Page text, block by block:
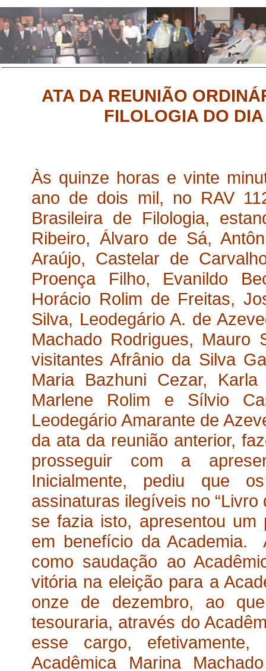
ATA DA REUNIÃO
FILOLOGIA DO
Às quinze horas e vinte
ano de dois mil, no RAV
Brasileira de Filologia,
Ribeiro, Álvaro de Sá,
Araújo, Castelar de
Proença Filho, Evanildo
Horácio Rolim de Freitas,
Silva, Leodegário A. de
Machado Rodrigues,
visitantes Afrânio da Silva
Maria Bazhuni Cezar,
Marlene Rolim e Sílvio
Leodegário Amarante de
da ata da reunião anterior,
prosseguir com a
Inicialmente, pediu que
assinaturas ilegíveis no
se fazia isto, apresentou
em benefício da Academia.
como saudação ao
vitória na eleição para a
onze de dezembro, ao
tesouraria, através do
esse cargo,
Acadêmica Marina